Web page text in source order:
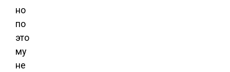
но
по
это
му
не